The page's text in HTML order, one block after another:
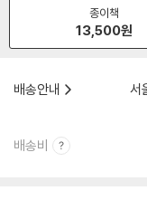
종이책
13,500원
배송안내
서
배송비